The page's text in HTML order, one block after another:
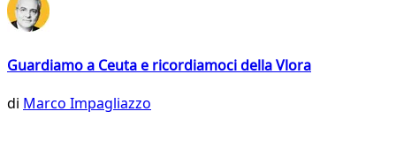
Guardiamo a Ceuta e ricordiamoci della Vlora
di Marco Impagliazzo